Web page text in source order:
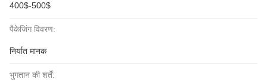
400$-500$
पैकेजिंग विवरण:
निर्यात मानक
भुगतान की शर्तें: